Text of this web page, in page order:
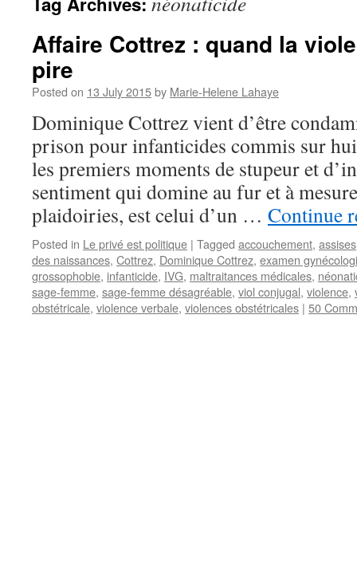
Affaire Cottrez : quand la
pire
Posted on 13 July 2015by Marie-Helene Lahaye
Dominique Cottrez vient d’être
prison pour infanticides commis sur
les premiers moments de stupeur et
sentiment qui domine au fur et à
plaidoiries, est celui d’un … Continue
Posted in Le privé est politique | Tagged accouchement, assises
des naissances, Cottrez, Dominique Cottrez, examen
grossophobie, infanticide, IVG, maltraitances médicales,
sage-femme, sage-femme désagréable, viol conjugal, violence,
obstétricale, violence verbale, violences obstétricales | 50